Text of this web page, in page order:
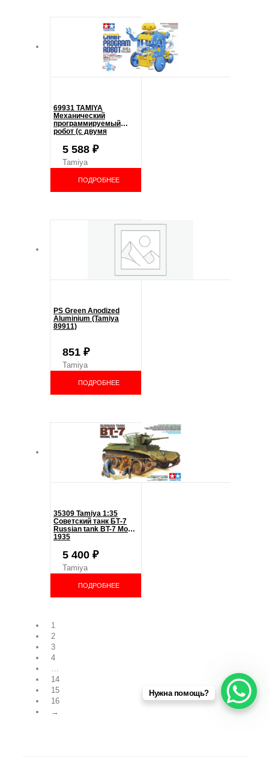
69931 TAMIYA
Механический
программируемый
робот (с двумя
5 588 ₽
Tamiya
ПОДРОБНЕЕ
PS Green Anodized
Aluminium (Tamiya
89911)
851 ₽
Tamiya
ПОДРОБНЕЕ
35309 Tamiya 1:35
Советский танк БТ-7
Russian tank BT-7 Model
1935
5 400 ₽
Tamiya
ПОДРОБНЕЕ
1
2
3
4
14
15
16
→
Нужна помощь?